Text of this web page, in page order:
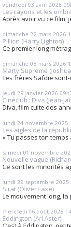
vendredi 03 avril 2026
Les rayons et les
Après avoir vu ce film,
dimanche 22 mars 2026
Pillion (Harry Lighton)
Ce premier long
dimanche 08 mars 2026
Marty Supreme
Les frères Safdie
jeudi 29 janvier 2026
Cinéclub : Diva (Jean-
Diva, film culte des
lundi 24 novembre 2025
Les aigles de la
« Tu passes ton temps
samedi 01 novembre
Nouvelle vague
Ce sont les minorités
lundi 29 septembre 2025
Sirat (Oliver Laxe)
Le mouvement long, la
mercredi 06 août 2025
Eddington (Ari Aster)